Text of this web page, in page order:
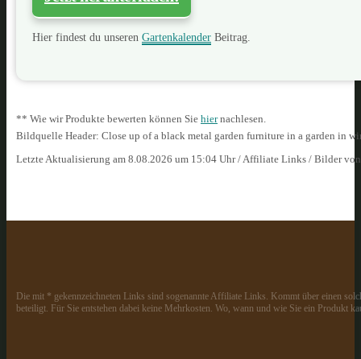
Hier findest du unseren Gartenkalender Beitrag.
** Wie wir Produkte bewerten können Sie hiernachlesen.
Bildquelle Header: Close up of a black metal garden furniture in a garden in
Letzte Aktualisierung am 8.08.2026 um 15:04 Uhr / Affiliate Links / Bilder
Die mit * gekennzeichneten Links sind sogenannte Affiliate Links. Kommt über einen
beteiligt. Für Sie entstehen dabei keine Mehrkosten. Wo, wann und wie Sie ein Produkt